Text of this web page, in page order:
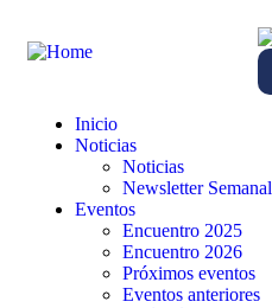
Inicio
Noticias
Noticias
Newsletter Semanal
Eventos
Encuentro 2025
Encuentro 2026
Próximos eventos
Eventos anteriores